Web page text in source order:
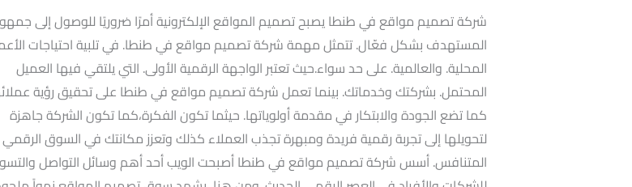
شركة تصميم مواقع في طنطا يصبح تصميم المواقع الإلكترونية أمرًا ضروريًا للوصول إلى
المستهدف بشكل فعّال. تتمثل مهمة شركة تصميم مواقع في طنطا. في تلبية احتياجات
المحلية. والعالمية. على حد سواء.حيث تعتبر الواجهة الرقمية الأولى. التي يلتقي فيها العميل
المحتمل. بشركتك وخدماتك. بينما تعمل شركة تصميم مواقع في طنطا على تحقيق رؤية
كما تضع الجودة والابتكار في مقدمة أولوياتها. حيثما تكون الفكرة،كما تكون الشركة جاهزة
لتحويلها إلى تجربة رقمية فريدة ومبهرة تجذب العملاء كذلك وتعزز مكانتك في السوق الرقمي
المتنافس. أسس شركة تصميم مواقع في طنطا أصبحت الويب أحد أهم وسائل التواصل